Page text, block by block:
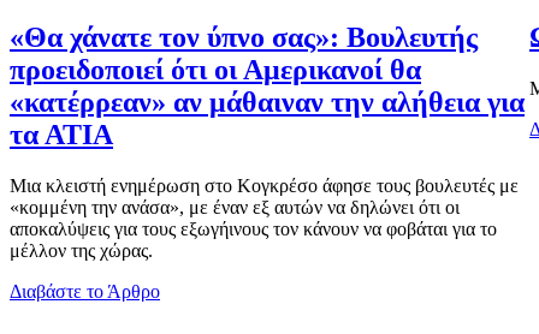
«Θα χάνατε τον ύπνο σας»: Βουλευτής
προειδοποιεί ότι οι Αμερικανοί θα
«κατέρρεαν» αν μάθαιναν την αλήθεια για
τα ΑΤΙΑ
Μια κλειστή ενημέρωση στο Κογκρέσο άφησε τους βουλευτές με
«κομμένη την ανάσα», με έναν εξ αυτών να δηλώνει ότι οι
αποκαλύψεις για τους εξωγήινους τον κάνουν να φοβάται για το
μέλλον της χώρας.
Διαβάστε το Άρθρο